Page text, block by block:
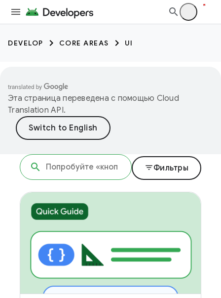
DEVELOP CORE AREAS UI
Эта страница переведена с помощью Cloud
Translation API.
filter_listФильтры